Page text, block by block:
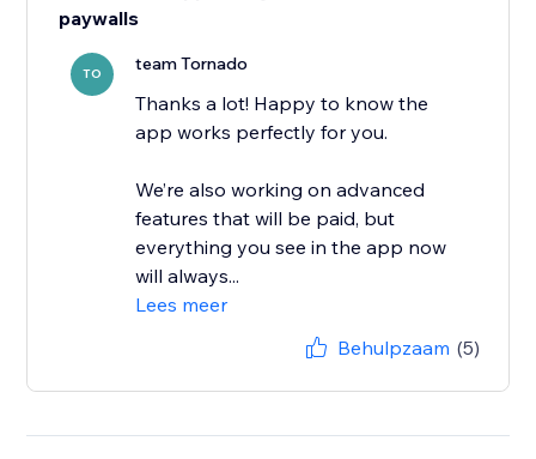
paywalls
TO team Tornado
Thanks a lot! Happy to know the
app works perfectly for you.
We’re also working on advanced
features that will be paid, but
everything you see in the app now
will always...
Lees meer
Behulpzaam (5)